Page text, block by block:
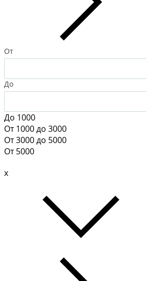
От
До
До 1000
От 1000 до 3000
От 3000 до 5000
От 5000
x